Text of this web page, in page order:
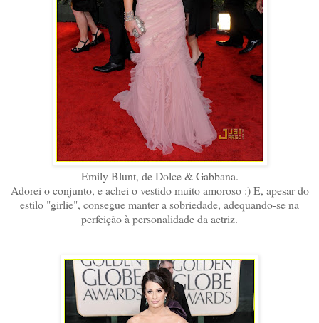
Emily Blunt, de Dolce & Gabbana.
Adorei o conjunto, e achei o vestido muito amoroso :) E, apesar do
estilo "girlie", consegue manter a sobriedade, adequando-se na
perfeição à personalidade da actriz.